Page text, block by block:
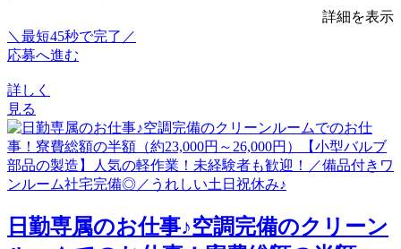
詳細を表示
＼最短45秒で完了／
応募へ進む
詳しく
見る
日勤専属のお仕事♪空調完備のクリーン